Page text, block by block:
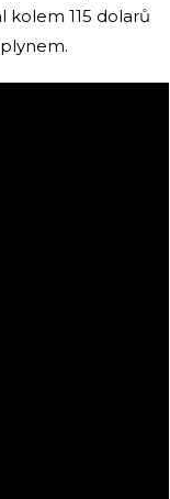
115 dolarů